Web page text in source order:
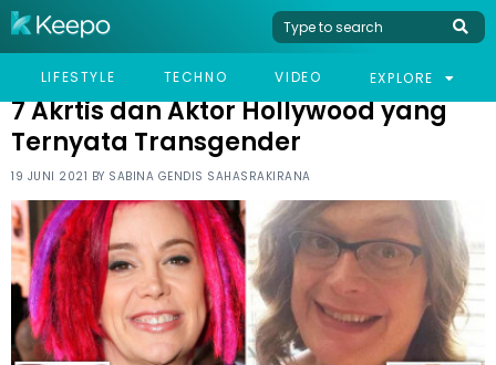
LIFESTYLE TECHNO VIDEO EXPLORE
HOME CELEB 7 AKRTIS DAN AKTOR HOLLYWOOD YANG TERNYATA TRANSGENDER
7 Akrtis dan Aktor Hollywood yang
Ternyata Transgender
19 JUNI 2021 BY SABINA GENDIS SAHASRAKIRANA